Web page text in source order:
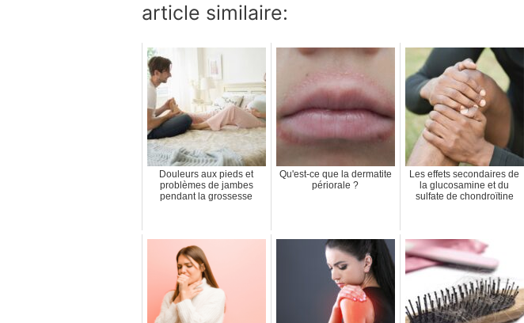
article similaire:
Douleurs aux pieds et
problèmes de jambes
pendant la grossesse
Qu'est-ce que la dermatite
périorale ?
Les effets secondaires de
la glucosamine et du
sulfate de chondroïtine